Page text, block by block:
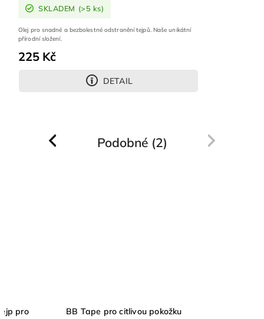
SKLADEM (>5 ks)
225 Kč
DETAIL
Olej pro snadné a bezbolestné odstranění tejpů. Naše unikátní
přírodní složení.
Podobné (2)
Previous
Tape Gentle - kinezio tejp pro
BB Tape pro citlivou
Next